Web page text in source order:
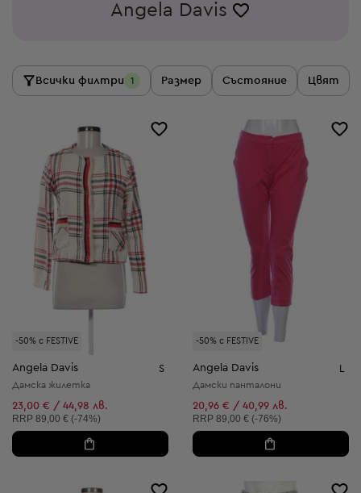
Angela Davis
Всички филтри 1 Размер Състояние Цвят
-50% с FESTIVE
Angela Davis S
Дамска жилетка
23,00 € / 44,98 лв.
Препоръчителна цена:
RRP 89,00 € (-74%)
-50% с FESTIVE
Angela Davis
Дамски панталони
20,96 € / 40,99 лв.
Препоръчителна цена:
RRP 89,00 € (-76%)